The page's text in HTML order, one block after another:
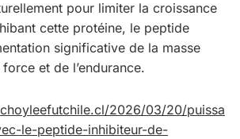
pour limiter la croissance
cette protéine, le peptide
significative de la masse
et de l’endurance.
2026/03/20/puissa
le-peptide-inhibiteur-de-